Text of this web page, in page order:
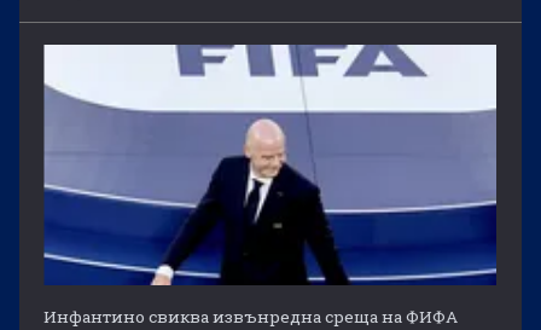
Инфантино свиква извънредна среща на ФИФА